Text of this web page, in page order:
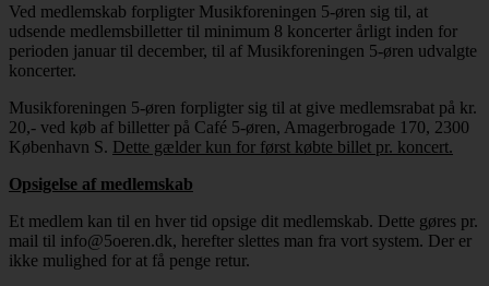
Ved medlemskab forpligter Musikforeningen 5-øren sig til, at
udsende medlemsbilletter til minimum 8 koncerter årligt inden for
perioden januar til december, til af Musikforeningen 5-øren udvalgte
koncerter.
Musikforeningen 5-øren forpligter sig til at give medlemsrabat på kr.
20,- ved køb af billetter på Café 5-øren, Amagerbrogade 170, 2300
København S. Dette gælder kun for først købte billet pr. koncert.
Opsigelse af medlemskab
Et medlem kan til en hver tid opsige dit medlemskab. Dette gøres pr.
mail til info@5oeren.dk, herefter slettes man fra vort system. Der er
ikke mulighed for at få penge retur.